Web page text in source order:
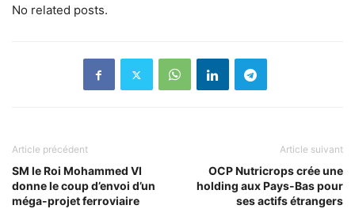
No related posts.
Article précédent
SM le Roi Mohammed VI
donne le coup d’envoi d’un
méga-projet ferroviaire
Article suivant
OCP Nutricrops crée une
holding aux Pays-Bas pour
ses actifs étrangers